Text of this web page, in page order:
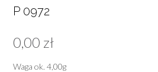
P 0972
0,00 zł
Waga ok. 4,00g